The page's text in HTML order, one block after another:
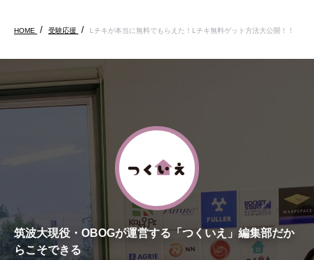
HOME 受験応援 Lチキが本当に無料でもらえた！Lチキ無料ゲット方法大公開！！
筑波大現役・OBOGが運営する「つくいえ」編集部だか
らこそできる